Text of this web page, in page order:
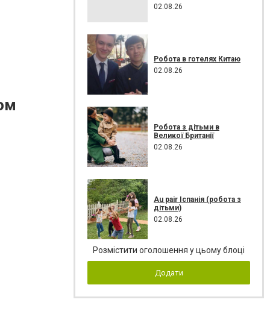
02.08.26
Робота в готелях Китаю
02.08.26
Робота з дітьми в
Великої Британії
02.08.26
Au pair Іспанія (робота з
дітьми)
02.08.26
Розмістити оголошення у цьому блоці
Додати